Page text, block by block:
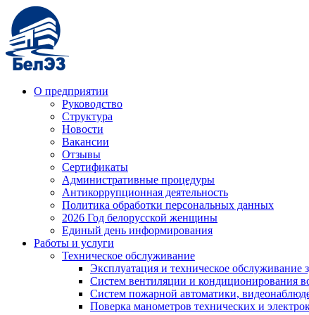
О предприятии
Руководство
Структура
Новости
Вакансии
Отзывы
Сертификаты
Административные процедуры
Антикоррупционная деятельность
Политика обработки персональных данных
2026 Год белорусской женщины
Единый день информирования
Работы и услуги
Техническое обслуживание
Эксплуатация и техническое обслуживание
Систем вентиляции и кондиционирования
Систем пожарной автоматики,
Поверка манометров технических и